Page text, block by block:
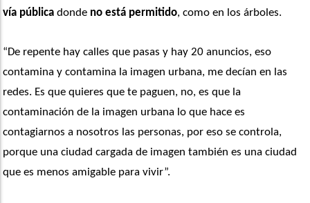
vía pública donde no está permitido, como en los árboles.
“De repente hay calles que pasas y hay 20 anuncios, eso
contamina y contamina la imagen urbana, me decían en las
redes. Es que quieres que te paguen, no, es que la
contaminación de la imagen urbana lo que hace es
contagiarnos a nosotros las personas, por eso se controla,
porque una ciudad cargada de imagen también es una ciudad
que es menos amigable para vivir”.